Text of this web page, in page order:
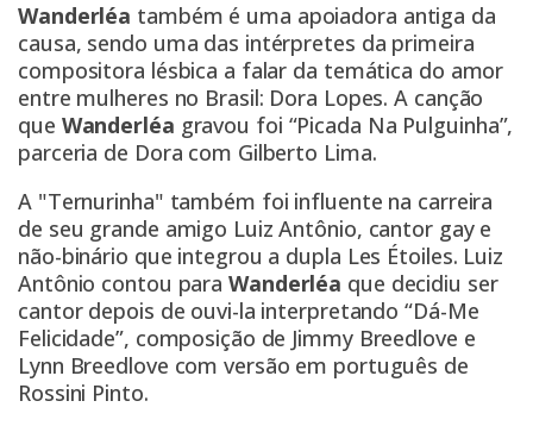
Wanderléa também é uma apoiadora antiga da
causa, sendo uma das intérpretes da primeira
compositora lésbica a falar da temática do amor
entre mulheres no Brasil: Dora Lopes. A canção
que Wanderléa gravou foi “Picada Na Pulguinha”,
parceria de Dora com Gilberto Lima.
A "Ternurinha" também foi influente na carreira
de seu grande amigo Luiz Antônio, cantor gay e
não-binário que integrou a dupla Les Étoiles. Luiz
Antônio contou para Wanderléa que decidiu ser
cantor depois de ouvi-la interpretando “Dá-Me
Felicidade”, composição de Jimmy Breedlove e
Lynn Breedlove com versão em português de
Rossini Pinto.